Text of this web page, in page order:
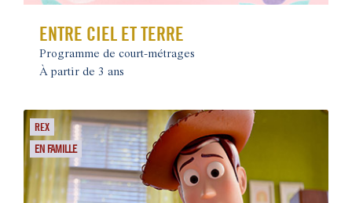
ENTRE CIEL ET TERRE
Programme de court-métrages
À partir de 3 ans
REX
EN FAMILLE